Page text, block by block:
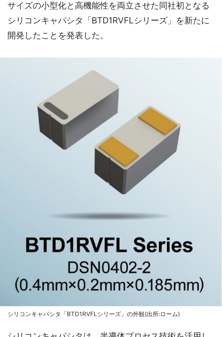
サイズの小型化と高機能性を両立させた同社初となる
シリコンキャパシタ「BTD1RVFLシリーズ」を新たに
開発したことを発表した。
シリコンキャパシタ「BTD1RVFLシリーズ」の外観(出所:ローム)